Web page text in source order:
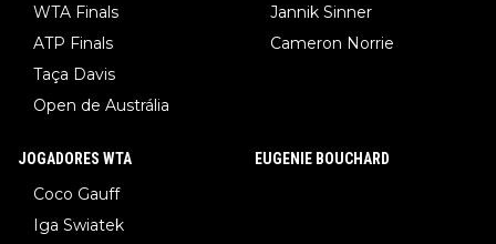
WTA Finals
ATP Finals
Taça Davis
Open de Austrália
Jannik Sinner
Cameron Norrie
JOGADORES WTA
Coco Gauff
Iga Swiatek
EUGENIE BOUCHARD